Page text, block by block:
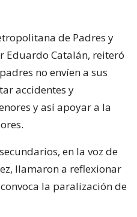
de Padres y
Eduardo Catalán, reiteró
no envíen a sus
accidentes y
y así apoyar a la
en la voz de
llamaron a reflexionar
la paralización de